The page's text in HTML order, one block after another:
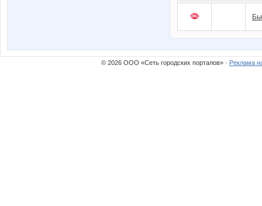
© 2026 ООО «Сеть городских порталов» · Реклама